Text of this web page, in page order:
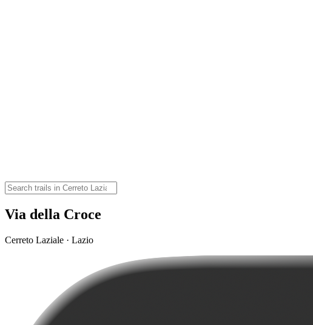
Via della Croce
Cerreto Laziale · Lazio